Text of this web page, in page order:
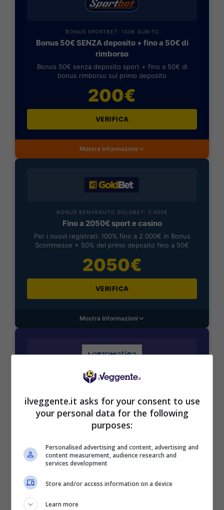
BONUS SPORTBET: 100€ SUBITO
Bonus 50€ SENZA deposito + fino a 50€ di
rimborso
Bonus 50€ senza deposito sport + fino a 50€ di
bonus rimborso sul primo deposito
200€
VERIFICA
Mostra Informazioni
BONUS BENVENUTO GOLDBET: 2.050€
Fino a 2050€ sport e casino
Per i nuovi registrati: 100% fino a 2.000€ in Bonus
Scommesse + 50% del primo deposito fino a 50€
2050€
VERIFICA
Mostra Informazioni
BONUS BENVENUTO LOTTOMATICA: 2050€
Per i nuovi utenti della piattaforma: 100% fino a 50€ in
Bonus Scommesse + 100% fino a 2000€ in Bonus
Sport
2050€
VERIFICA
ilveggente.it asks for your consent to use
your personal data for the following
purposes:
Personalised advertising and content, advertising and
content measurement, audience research and
services development
Store and/or access information on a device
Learn more